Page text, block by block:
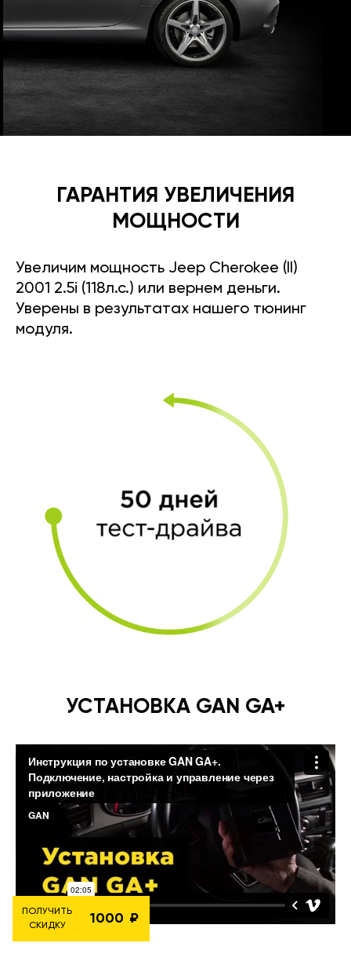
ГАРАНТИЯ УВЕЛИЧЕНИЯ
МОЩНОСТИ
Увеличим мощность Jeep Cherokee (II)
2001 2.5i (118л.с.) или вернем деньги.
Уверены в результатах нашего тюнинг
модуля.
УСТАНОВКА GAN GA+
ПОЛУЧИТЬ
СКИДКУ
1000